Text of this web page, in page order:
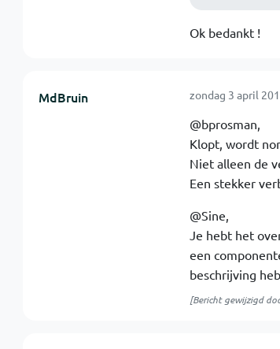
Ok bedankt !
MdBruin zondag 3 april
@bprosman,
Klopt, wordt
Niet alleen de
Een stekker
@Sine,
Je hebt het
een
beschrijving
[Bericht gewijzigd